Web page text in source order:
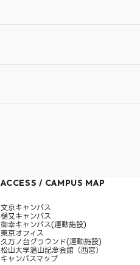
ACCESS / CAMPUS MAP
文京キャンパス
樋又キャンパス
御幸キャンパス(運動施設)
東京オフィス
久万ノ台グラウンド(運動施設)
松山大学温山記念会館（西宮）
キャンパスマップ